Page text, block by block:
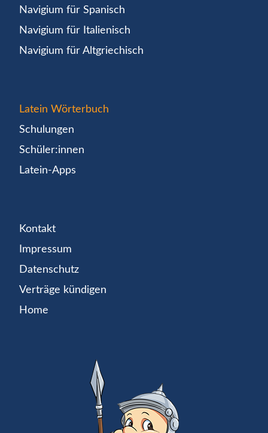
Navigium für Spanisch
Navigium für Italienisch
Navigium für Altgriechisch
Latein Wörterbuch
Schulungen
Schüler:innen
Latein-Apps
Kontakt
Impressum
Datenschutz
Verträge kündigen
Home